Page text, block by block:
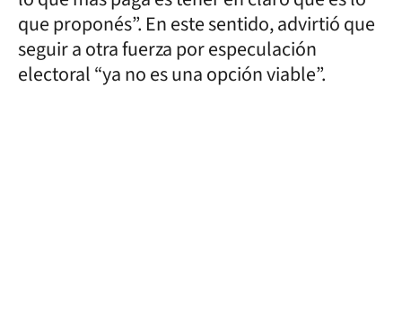
que proponés”. En este sentido, advirtió que
seguir a otra fuerza por especulación
electoral “ya no es una opción viable”.